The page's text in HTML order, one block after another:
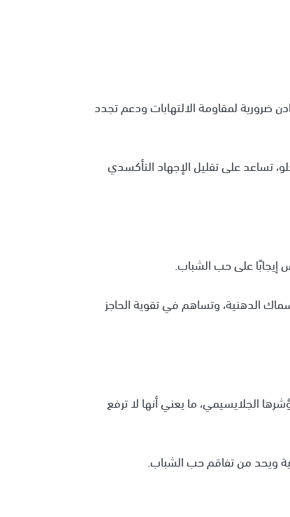
ضرورية لمقاومة الالتهابات ودعم تجدد
تساعد على تقليل الإجهاد التأكسدي
الدهنية، وتساهم في تقوية الحاجز
الجلايسيمي، ما يعني أنها لا ترفع
ويحد من تفاقم حب الشباب.